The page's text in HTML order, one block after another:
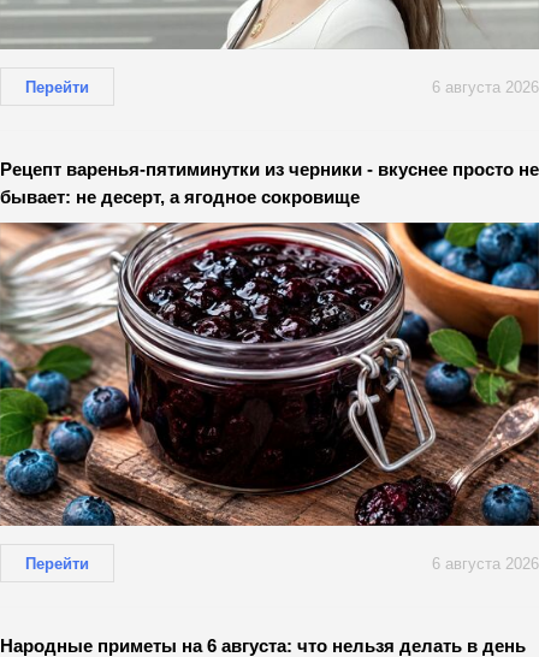
Перейти 6 августа 2026
Рецепт варенья-пятиминутки из черники - вкуснее просто не
бывает: не десерт, а ягодное сокровище
Перейти 6 августа 2026
Народные приметы на 6 августа: что нельзя делать в день